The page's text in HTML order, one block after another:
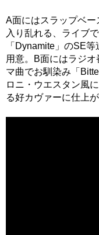
A面にはスラップベ
入り乱れる、ライブ
「Dynamite」のSE
用意。B面にはラジ
マ曲でお馴染み「
ロニ・ウエスタン風
る好カヴァーに仕上